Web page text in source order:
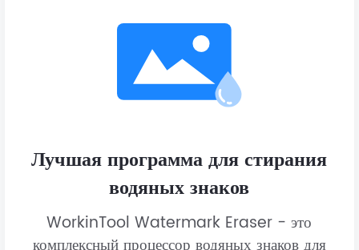
Лучшая программа для стирания
водяных знаков
WorkinTool Watermark Eraser - это